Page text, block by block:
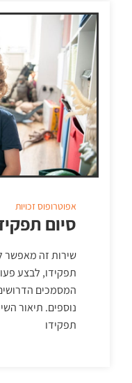
אפוטרופוסזכויות
סיום
שירות זה מאפשר
תפקידו, לבצע
המסמכים
נוספים. תיאור
תפקידו